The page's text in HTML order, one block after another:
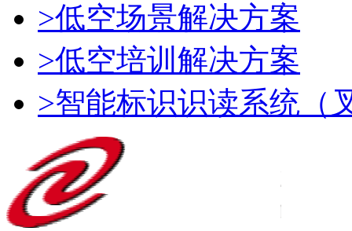
>低空场景解决方案
>低空培训解决方案
>智能标识识读系统（